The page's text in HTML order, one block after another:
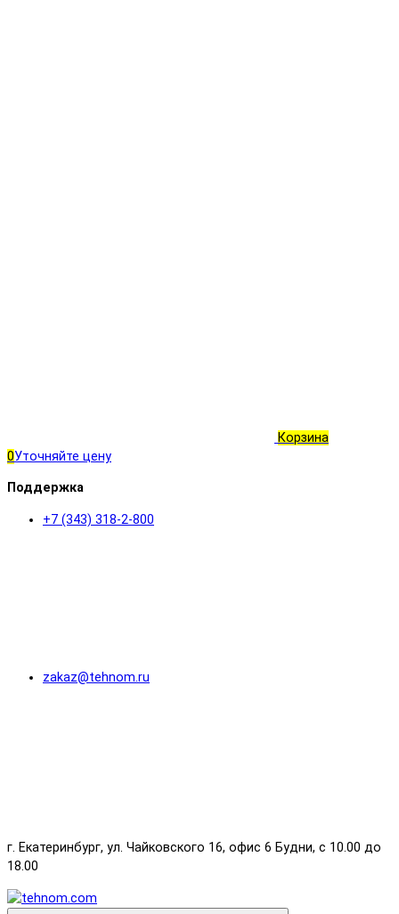
Корзина
0Уточняйте цену
Поддержка
+7 (343) 318-2-800
zakaz@tehnom.ru
г. Екатеринбург, ул. Чайковского 16, офис 6 Будни, с 10.00 до
18.00